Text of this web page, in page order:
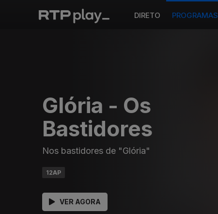
DIRETO PROGRAMAS
Glória - Os
Bastidores
Nos bastidores de "Glória"
12AP
VER AGORA